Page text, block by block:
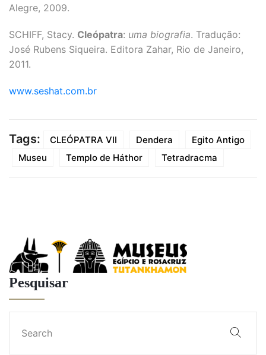
Alegre, 2009.
SCHIFF, Stacy. Cleópatra: uma biografia. Tradução:
José Rubens Siqueira. Editora Zahar, Rio de Janeiro,
2011.
www.seshat.com.br
Tags: CLEÓPATRA VII Dendera
Egito Antigo
Museu
Templo de Háthor Tetradracma
Pesquisar